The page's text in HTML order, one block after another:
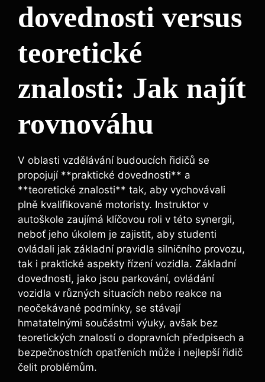
dovednosti versus
teoretické
znalosti: Jak najít
rovnováhu
V oblasti vzdělávání budoucích řidičů se
propojují **praktické dovednosti** a
**teoretické znalosti** tak, aby vychovávali
plně kvalifikované motoristy. Instruktor v
autoškole zaujímá klíčovou roli v této synergii,
neboť jeho úkolem je zajistit, aby studenti
ovládali jak základní pravidla silničního provozu,
tak i praktické aspekty řízení vozidla. Základní
dovednosti, jako jsou parkování, ovládání
vozidla v různých situacích nebo reakce na
neočekávané podmínky, se stávají
hmatatelnými součástmi výuky, avšak bez
teoretických znalostí o dopravních předpisech a
bezpečnostních opatřeních může i nejlepší řidič
čelit problémům.